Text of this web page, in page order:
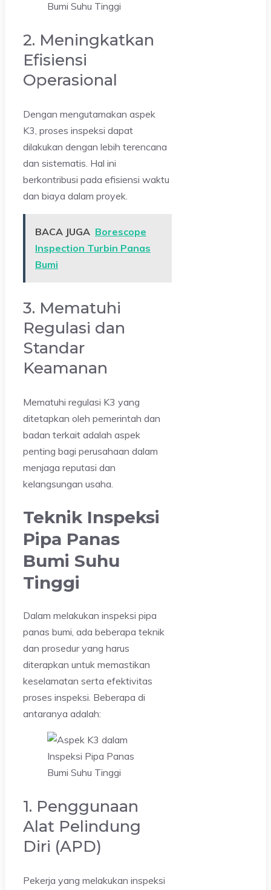
2. Meningkatkan
Efisiensi
Operasional
Dengan mengutamakan aspek
K3, proses inspeksi dapat
dilakukan dengan lebih terencana
dan sistematis. Hal ini
berkontribusi pada efisiensi waktu
dan biaya dalam proyek.
BACA JUGA Borescope
Inspection Turbin Panas
Bumi
3. Mematuhi
Regulasi dan
Standar
Keamanan
Mematuhi regulasi K3 yang
ditetapkan oleh pemerintah dan
badan terkait adalah aspek
penting bagi perusahaan dalam
menjaga reputasi dan
kelangsungan usaha.
Teknik Inspeksi
Pipa Panas
Bumi Suhu
Tinggi
Dalam melakukan inspeksi pipa
panas bumi, ada beberapa teknik
dan prosedur yang harus
diterapkan untuk memastikan
keselamatan serta efektivitas
proses inspeksi. Beberapa di
antaranya adalah:
1. Penggunaan
Alat Pelindung
Diri (APD)
Pekerja yang melakukan inspeksi